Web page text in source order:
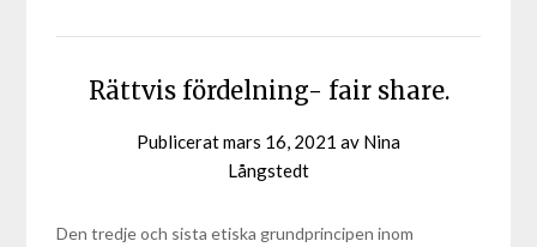
Rättvis fördelning- fair share.
Publiceratmars 16, 2021 av Nina
Långstedt
Den tredje och sista etiska grundprincipen inom